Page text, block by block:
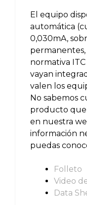
El equipo
automática
0,030mA,
normativa
vayan
valen los
No sabemos
producto que
en nuestra
información
puedas
Folleto
Video
Data